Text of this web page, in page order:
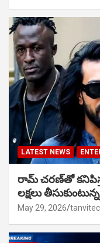
LATEST NEWS
రామ్ చరణ్‌తో
లక్షలు
May 29, 2026